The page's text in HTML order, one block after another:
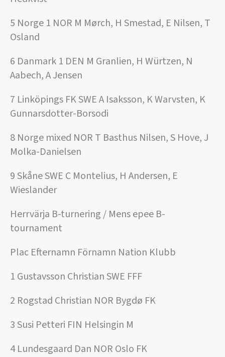
5 Norge 1 NOR M Mørch, H Smestad, E Nilsen, T
Osland
6 Danmark 1 DEN M Granlien, H Würtzen, N
Aabech, A Jensen
7 Linköpings FK SWE A Isaksson, K Warvsten, K
Gunnarsdotter-Borsodi
8 Norge mixed NOR T Basthus Nilsen, S Hove, J
Molka-Danielsen
9 Skåne SWE C Montelius, H Andersen, E
Wieslander
Herrvärja B-turnering / Mens epee B-
tournament
Plac Efternamn Förnamn Nation Klubb
1 Gustavsson Christian SWE FFF
2 Rogstad Christian NOR Bygdø FK
3 Susi Petteri FIN Helsingin M
4 Lundesgaard Dan NOR Oslo FK